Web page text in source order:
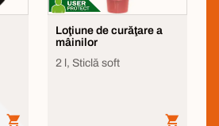
Loţiune de curăţare a
mâinilor
2 l, Sticlă soft